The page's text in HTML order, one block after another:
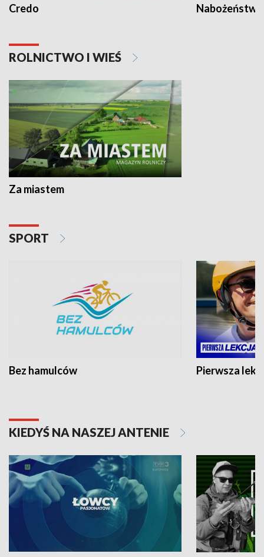
Credo
ROLNICTWO I WIEŚ
Za miastem
SPORT
Bez hamulców Pierwsza
KIEDYŚ NA NASZEJ ANTENIE